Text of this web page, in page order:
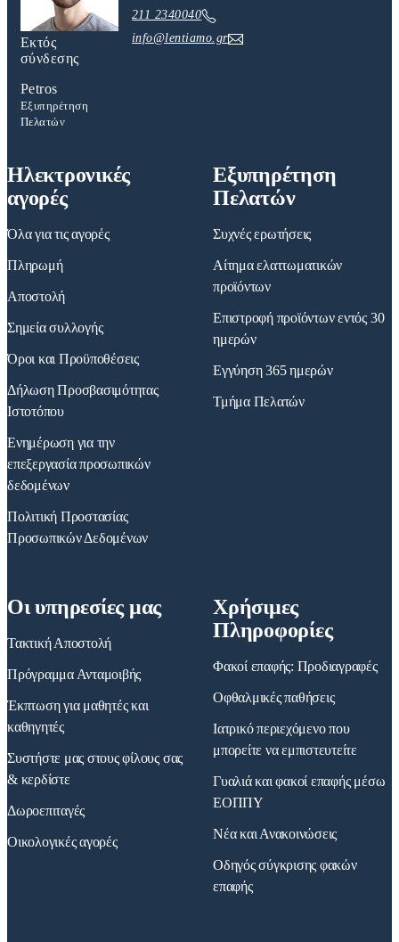
Εκτός
σύνδεσης
Petros
Εξυπηρέτηση
Πελατών
211 2340040
info@lentiamo.gr
Ηλεκτρονικές
αγορές
Όλα για τις αγορές
Πληρωμή
Αποστολή
Σημεία συλλογής
Όροι και Προϋποθέσεις
Δήλωση Προσβασιμότητας
Ιστοτόπου
Ενημέρωση για την
επεξεργασία προσωπικών
δεδομένων
Πολιτική Προστασίας
Προσωπικών Δεδομένων
Εξυπηρέτηση
Πελατών
Συχνές ερωτήσεις
Αίτημα ελαττωματικών
προϊόντων
Επιστροφή προϊόντων εντός 30
ημερών
Εγγύηση 365 ημερών
Τμήμα Πελατών
Οι υπηρεσίες μας
Τακτική Αποστολή
Πρόγραμμα Ανταμοιβής
Έκπτωση για μαθητές και
καθηγητές
Συστήστε μας στους φίλους σας
& κερδίστε
Δωροεπιταγές
Οικολογικές αγορές
Χρήσιμες
Πληροφορίες
Φακοί επαφής: Προδιαγραφές
Οφθαλμικές παθήσεις
Ιατρικό περιεχόμενο που
μπορείτε να εμπιστευτείτε
Γυαλιά και φακοί επαφής μέσω
ΕΟΠΠΥ
Νέα και Ανακοινώσεις
Οδηγός σύγκρισης φακών
επαφής